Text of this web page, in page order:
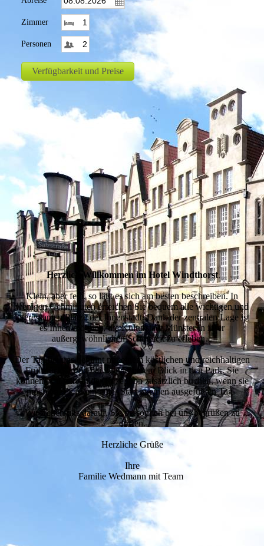
Herzlich Willkommen im Hotel Windthorst
Klein, aber fein, so läßt es sich am besten beschreiben. In
wenigen Gehminuten erreichen Sie bequem alle wichtigen und
interessanten Plätze der Innenstadt. Dank der zentralen Lage ist
es Ihnen möglich, die Kulturstadt Münster in ihrer
außergewöhnlichen Schönheit zu erleben. .
Der Tag bei uns beginnt mit einem köstlichen und reichhaltigen
Frühstücksbuffet bei wunderbarem Blick in den Park. Sie
können es direkt an der Rezeption zusätzlich buchen, wenn sie
möchten. Es ist ein guter Start in einen ausgefüllten Tag.
Wir freuen uns darauf, Sie persönlich bei uns begrüßen zu
dürfen.
Herzliche Grüße
Ihre
Familie Wedmann mit Team